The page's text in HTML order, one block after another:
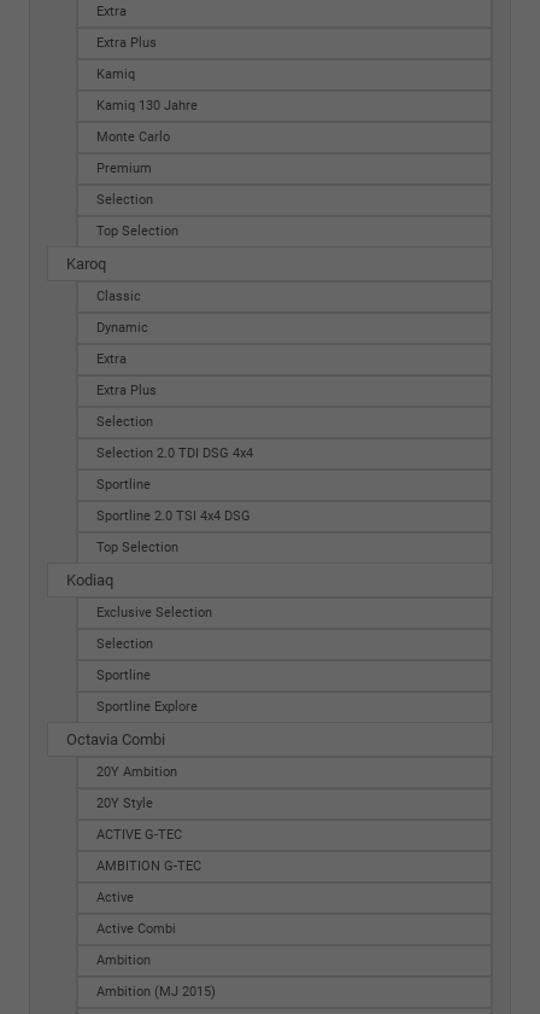
Extra
Extra Plus
Kamiq
Kamiq 130 Jahre
Monte Carlo
Premium
Selection
Top Selection
Karoq
Classic
Dynamic
Extra
Extra Plus
Selection
Selection 2.0 TDI DSG 4x4
Sportline
Sportline 2.0 TSI 4x4 DSG
Top Selection
Kodiaq
Exclusive Selection
Selection
Sportline
Sportline Explore
Octavia Combi
20Y Ambition
20Y Style
ACTIVE G-TEC
AMBITION G-TEC
Active
Active Combi
Ambition
Ambition (MJ 2015)